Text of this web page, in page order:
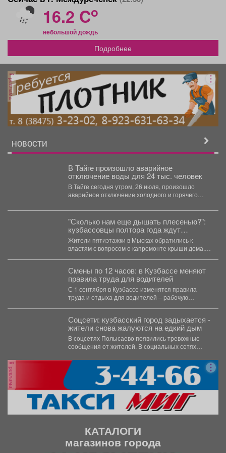
16.2 Co
небольшой дождь
Подробнее
реклама
НОВОСТИ
В Тайге произошло аварийное
отключение воды для 24 тыс. человек
В Тайге сегодня утром, 26 июля, произошло
аварийное отключение холодного и горячего
"Сколько нам еще дышать плесенью?":
кузбассовцы полтора года ждут
ремонта крыши
Жители пятиэтажки в Мысках обратились к
властям с вопросом о капремонте крыши дома.
Смены по 12 часов: в Кузбассе меняют
правила труда для водителей
С 1 сентября в Кузбассе изменятся правила
труда и отдыха для водителей – рабочую
Соцсети: кузбасский город задыхается -
жители снова жалуются на едкий дым
В соцсетях Полысаево появились тревожные
сообщения от жителей. В социальных сетях
реклама
КАТАЛОГИ
магазинов города